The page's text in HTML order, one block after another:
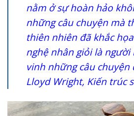
nằm ở sự hoàn hảo
những câu chuyện mà
thiên nhiên đã khắc
nghệ nhân giỏi là người
vinh những câu chuyện
Lloyd Wright, Kiến trúc